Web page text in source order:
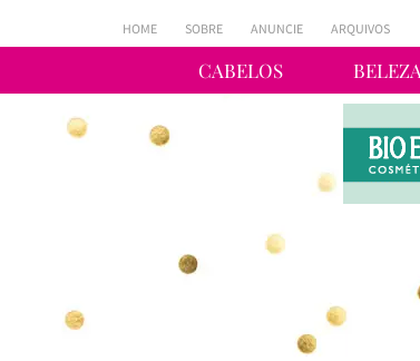
CABELOS BELEZA
HOME SOBRE ANUNCIE ARQUIVOS